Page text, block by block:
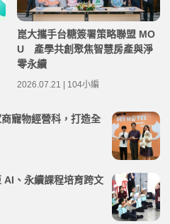
崑大攜手台糖簽署策略聯盟 MO
U 產學共創聚焦智慧房產與淨
零永續
2026.07.21 | 104小編
寵物經營科，打造全
AI、永續課程培育跨文